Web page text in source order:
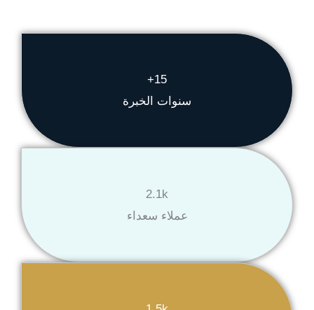
15+
سنوات الخبرة
2.1k
عملاء سعداء